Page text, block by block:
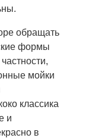
обращать
формы
мойки
классика
и
в